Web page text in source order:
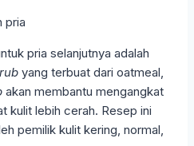
pria selanjutnya adalah
yang terbuat dari oatmeal,
akan membantu mengangkat
kulit lebih cerah. Resep ini
pemilik kulit kering, normal,